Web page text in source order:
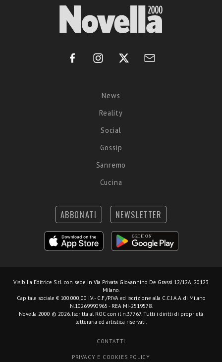
News
Reality
Social
Gossip
Sanremo
Cucina
ABBONATI NEWSLETTER
Visibilia Editrice S.r.l. con sede in Via Privata Giovannino De Grassi 12/12A, 20123
Milano.
Capitale sociale € 100.000,00 I.V. - C.F./P.IVA ed iscrizione alla C.C.I.A.A. di Milano
N.10269990965 - REA MI-2519578.
Novella 2000 © 2026. Iscritta al ROC con il n.37767. Tutti i diritti di proprietà
letteraria ed artistica riservati.
CONTATTI
PRIVACY E COOKIES POLICY